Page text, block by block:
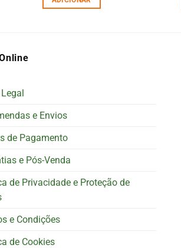
e Envios
de Pagamento
e Pós-Venda
de Privacidade e Proteção de
e Condições
de Cookies